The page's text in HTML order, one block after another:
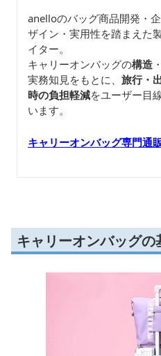
anelloのバッグ商品開発・
ザイン・実用性を踏まえた
イター。
キャリーオンバッグの構造 ・
実務知見をもとに、 旅行・
時の負担軽減をユーザー目
います。
キャリーオンバッグ専門通
キャリーオンバッグの